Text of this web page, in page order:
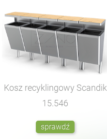
Kosz recyklingowy Scandik
15.546
sprawdź